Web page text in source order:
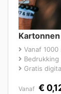
Vanaf 1000
Gratis
Vanaf €